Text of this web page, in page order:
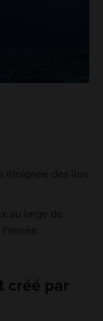
éloignée des îles
au large de
créé par